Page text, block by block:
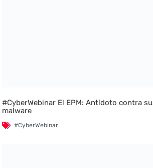
#CyberWebinar El EPM: Antídoto contra
malware
#CyberWebinar